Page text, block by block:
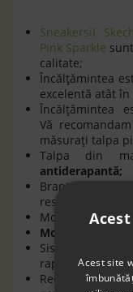
Sneakersii
Pink Sparkle
calitate;
Încălţămintea
excelentă atât
Încălţămintea
Vă
măsuraţi talpa
Talpa din
antiderapantă;
Branţul (talpă
respiraţie,
Model echipat
Model echipat
Sistemul de
rapidă a
Recomandaţi
Acest site